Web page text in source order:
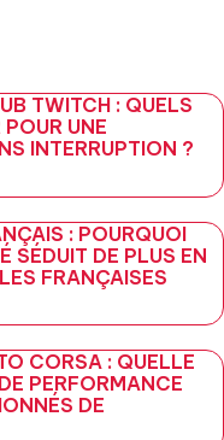
TWITCH : QUELS
UNE
INTERRUPTION ?
: POURQUOI
SÉDUIT DE PLUS EN
FRANÇAISES
CORSA : QUELLE
PERFORMANCE
DE